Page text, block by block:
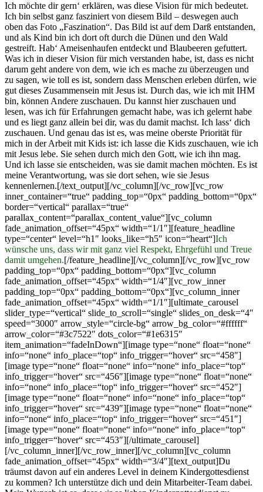
Ich möchte dir gern‘ erklären, was diese Vision für mich bedeutet.
Ich bin selbst ganz fasziniert von diesem Bild – deswegen auch
oben das Foto „Faszination“. Das Bild ist auf dem Darß entstanden,
und als Kind bin ich dort oft durch die Dünen und den Wald
gestreift. Hab‘ Ameisenhaufen entdeckt und Blaubeeren gefuttert.
Was ich in dieser Vision für mich verstanden habe, ist, dass es nicht
darum geht andere von dem, wie ich es mache zu überzeugen und
zu sagen, wie toll es ist, sondern dass Menschen erleben dürfen, wie
gut dieses Zusammensein mit Jesus ist. Durch das, wie ich mit IHM
bin, können Andere zuschauen. Du kannst hier zuschauen und
lesen, was ich für Erfahrungen gemacht habe, was ich gelernt habe
und es liegt ganz allein bei dir, was du damit machst. Ich lass‘ dich
zuschauen. Und genau das ist es, was meine oberste Priorität für
mich in der Arbeit mit Kids ist: ich lasse die Kids zuschauen, wie ich
mit Jesus lebe. Sie sehen durch mich den Gott, wie ich ihn mag.
Und ich lasse sie entscheiden, was sie damit machen möchten. Es ist
meine Verantwortung, was sie dort sehen, wie sie Jesus
kennenlernen.[/text_output][/vc_column][/vc_row][vc_row
inner_container=“true“ padding_top=“0px“ padding_bottom=“0px“
border=“vertical“ parallax=“true“
parallax_content=“parallax_content_value“][vc_column
fade_animation_offset=“45px“ width=“1/1″][feature_headline
type=“center“ level=“h1″ looks_like=“h5″ icon=“heart“]Ich
wünsche uns, dass wir mit ganz viel Respekt, Ehrgefühl und Treue
damit umgehen.[/feature_headline][/vc_column][/vc_row][vc_row
padding_top=“0px“ padding_bottom=“0px“][vc_column
fade_animation_offset=“45px“ width=“1/4″][vc_row_inner
padding_top=“0px“ padding_bottom=“0px“][vc_column_inner
fade_animation_offset=“45px“ width=“1/1″][ultimate_carousel
slider_type=“vertical“ slide_to_scroll=“single“ slides_on_desk=“4″
speed=“3000″ arrow_style=“circle-bg“ arrow_bg_color=“#ffffff“
arrow_color=“#3c7522″ dots_color=“#1e6315″
item_animation=“fadeInDown“][image type=“none“ float=“none“
info=“none“ info_place=“top“ info_trigger=“hover“ src=“458″]
[image type=“none“ float=“none“ info=“none“ info_place=“top“
info_trigger=“hover“ src=“456″][image type=“none“ float=“none“
info=“none“ info_place=“top“ info_trigger=“hover“ src=“452″]
[image type=“none“ float=“none“ info=“none“ info_place=“top“
info_trigger=“hover“ src=“439″][image type=“none“ float=“none“
info=“none“ info_place=“top“ info_trigger=“hover“ src=“451″]
[image type=“none“ float=“none“ info=“none“ info_place=“top“
info_trigger=“hover“ src=“453″][/ultimate_carousel]
[/vc_column_inner][/vc_row_inner][/vc_column][vc_column
fade_animation_offset=“45px“ width=“3/4″][text_output]Du
träumst davon auf ein anderes Level in deinem Kindergottesdienst
zu kommen? Ich unterstütze dich und dein Mitarbeiter-Team dabei.